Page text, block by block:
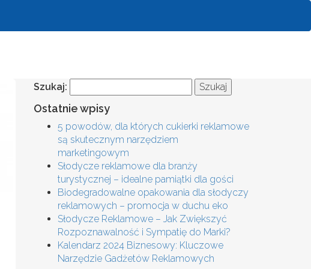
Szukaj:
Ostatnie wpisy
5 powodów, dla których cukierki reklamowe
są skutecznym narzędziem
marketingowym
Słodycze reklamowe dla branży
turystycznej – idealne pamiątki dla gości
Biodegradowalne opakowania dla słodyczy
reklamowych – promocja w duchu eko
Słodycze Reklamowe – Jak Zwiększyć
Rozpoznawalność i Sympatię do Marki?
Kalendarz 2024 Biznesowy: Kluczowe
Narzędzie Gadżetów Reklamowych